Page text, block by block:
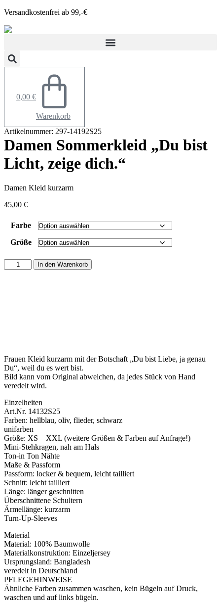
Zum
springen
Versandkostenfrei ab 99,-€
0,00 €
Warenkorb
Artikelnummer: 297-14192S25
Damen Sommerkleid „Du bist
Licht, zeige dich.“
Damen Kleid kurzarm
45,00 €
Farbe
Größe
Damen
Sommerkleid
In den Warenkorb
Frauen Kleid kurzarm mit der Botschaft „Du bist Liebe, ja genau
Du“, weil du es wert bist.
Bild kann vom Original abweichen, da jedes Stück von Hand
veredelt wird.
Einzelheiten
Art.Nr. 14132S25
Farben: hellblau, oliv, flieder, schwarz
unifarben
Größe: XS – XXL (weitere Größen & Farben auf Anfrage!)
Mini-Stehkragen, nah am Hals
Ton-in Ton Nähte
Maße & Passform
Passform: locker & bequem, leicht tailliert
Schnitt: leicht tailliert
Länge: länger geschnitten
Überschnittene Schultern
Ärmellänge: kurzarm
Turn-Up-Sleeves
Material
Material: 100% Baumwolle
Materialkonstruktion: Einzeljersey
Ursprungsland: Bangladesh
veredelt in Deutschland
PFLEGEHINWEISE
Ähnliche Farben zusammen waschen, kein Bügeln auf Druck,
waschen und auf links bügeln.